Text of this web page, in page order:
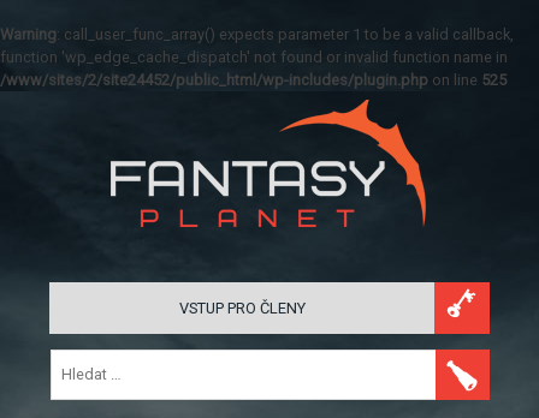
Warning: call_user_func_array() expects parameter 1 to be a valid callback,
function 'wp_edge_cache_dispatch' not found or invalid function name in
/www/sites/2/site24452/public_html/wp-includes/plugin.php on line 525
VSTUP PRO ČLENY